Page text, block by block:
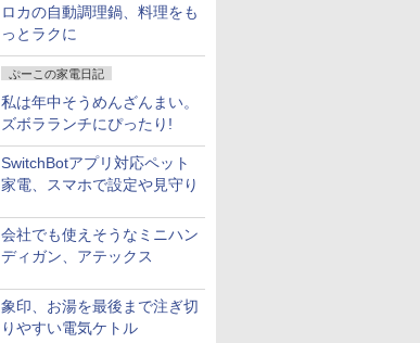
ロカの自動調理鍋、料理をも
っとラクに
ぷーこの家電日記
私は年中そうめんざんまい。
ズボラランチにぴったり!
SwitchBotアプリ対応ペット
家電、スマホで設定や見守り
会社でも使えそうなミニハン
ディガン、アテックス
象印、お湯を最後まで注ぎ切
りやすい電気ケトル